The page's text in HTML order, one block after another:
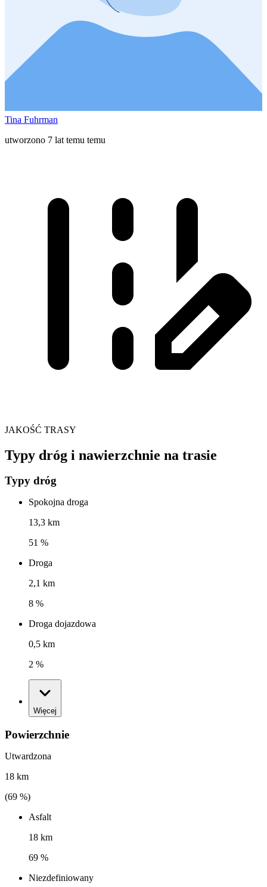
Tina Fuhrman
utworzono 7 lat temu temu
JAKOŚĆ TRASY
Typy dróg i nawierzchnie na trasie
Typy dróg
Spokojna droga
13,3 km
51 %
Droga
2,1 km
8 %
Droga dojazdowa
0,5 km
2 %
Więcej
Powierzchnie
Utwardzona
18 km
(69 %)
Asfalt
18 km
69 %
Niezdefiniowany